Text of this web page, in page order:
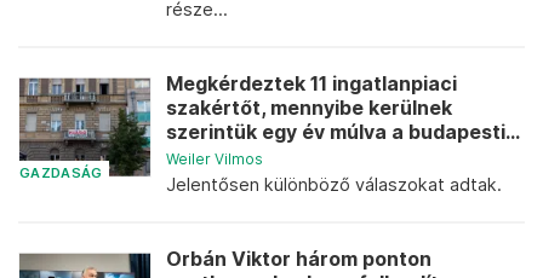
része...
GAZDASÁG
Megkérdeztek 11 ingatlanpiaci
szakértőt, mennyibe kerülnek
szerintük egy év múlva a budapesti...
Weiler Vilmos
Jelentősen különböző válaszokat adtak.
Orbán Viktor három ponton